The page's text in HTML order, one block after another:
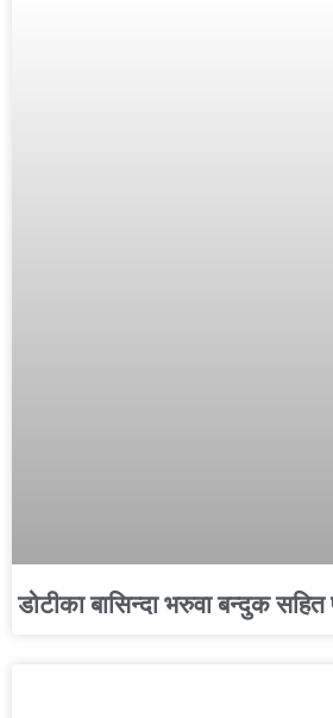
डोटीका बासिन्दा भरुवा बन्दुक